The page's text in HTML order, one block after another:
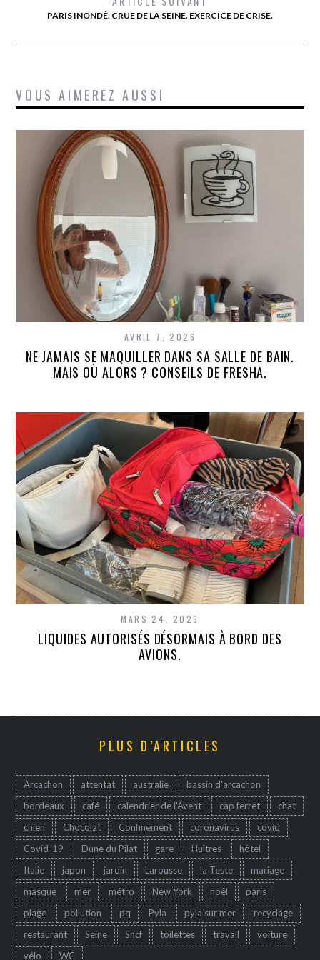
PARIS INONDÉ. CRUE DE LA SEINE. EXERCICE DE CRISE.
VOUS AIMEREZ AUSSI
AVRIL 7, 2026
NE JAMAIS SE MAQUILLER DANS SA SALLE DE BAIN.
MAIS OÙ ALORS ? CONSEILS DE FRESHA.
MARS 24, 2026
LIQUIDES AUTORISÉS DÉSORMAIS À BORD DES
AVIONS.
PLUS D’ARTICLES
Arcachon attentat australie
bassin d'arcachon
bordeaux
café calendrier de l'Avent cap ferret
chat
chien
Chocolat Confinement coronavirus
covid
Covid-19
Dune du Pilat gare Huîtres
hôtel
Italie
japon jardin Larousse la Teste
mariage
masque
mer métro New York noêl
paris
plage
pollution pq Pyla pyla sur mer
recyclage
restaurant
Seine Sncf toilettes travail
voiture
vélo
WC